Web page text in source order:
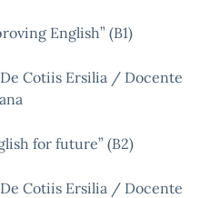
English” (B1)
Cotiis Ersilia / Docente
for future” (B2)
Cotiis Ersilia / Docente